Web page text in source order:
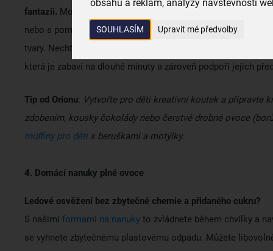
obsahu a reklam, analýzy návštěvnosti
SOUHLASÍM Upravit mé předvolby
fantazii. Mohou si je samy doladit, použít ovoce, cukrové
nebo s pomocí drobnýchvykrajovátekvytvořit z marcipánu
tvary. Nechte děti, ať se vyřádí. Zdobení je pro ně skvělá
která je zabaví na dlouhé minuty a zároveň podpoří jejich
Tip od Orionu: Vytvořte pro děti kreativní koutek a připravte
zdobením, kousky čokolády nebo čerstvé drobné ovoce
muffiny pro dětis beruškami a motýlky.
4. Domácí nanuky plné ovoce
Ledové osvěžení bez zbytečné chemie a přidaného cukru?
S našimi formami na nanuky to zvládnete během chvilky a
se vyhnete zbytečnému plastovému odpadu. Můžete